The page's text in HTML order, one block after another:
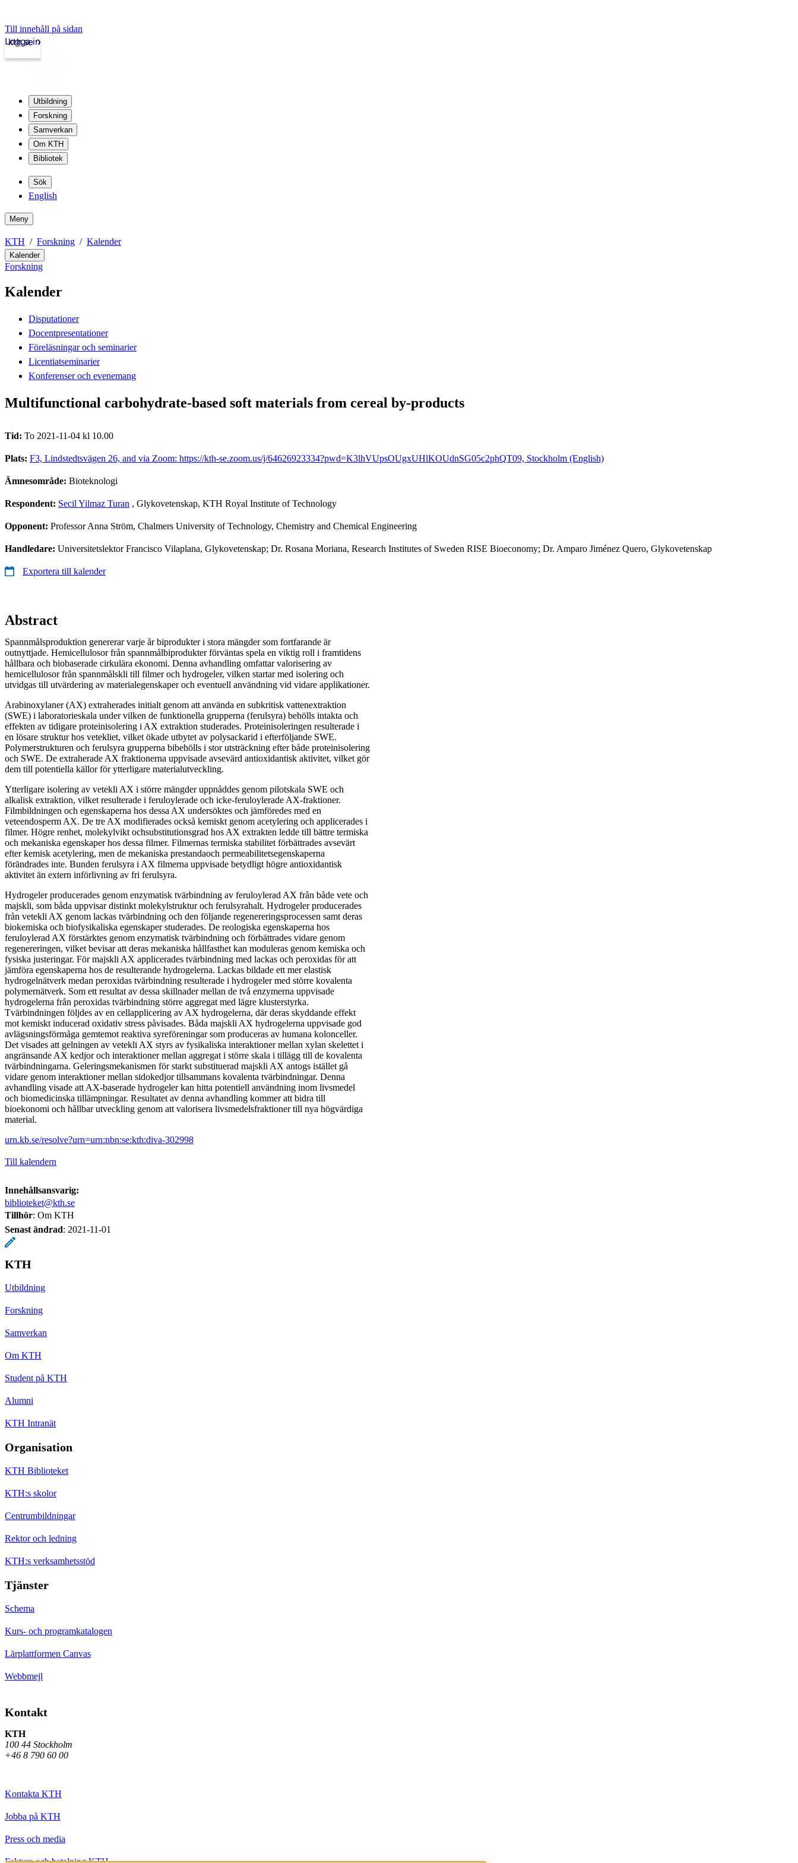
Till innehåll på sidan
kth.se
Logga in
Utbildning
Forskning
Samverkan
Om KTH
Bibliotek
Sök
English
Meny
KTH Forskning Kalender
Kalender
Forskning
Kalender
Disputationer
Docentpresentationer
Föreläsningar och seminarier
Licentiatseminarier
Konferenser och evenemang
Multifunctional carbohydrate-based soft materials from cereal by-products
Tid: To 2021-11-04 kl 10.00
Plats: F3, Lindstedtsvägen 26, and via Zoom: https://kth-se.zoom.us/j/64626923334?pwd=K3lhVUpsOUgxUHlKOUdnSG05c2phQT09, Stockholm (English)
Ämnesområde: Bioteknologi
Respondent: Secil Yilmaz Turan , Glykovetenskap, KTH Royal Institute of Technology
Opponent: Professor Anna Ström, Chalmers University of Technology, Chemistry and Chemical Engineering
Handledare: Universitetslektor Francisco Vilaplana, Glykovetenskap; Dr. Rosana Moriana, Research Institutes of Sweden RISE Bioeconomy; Dr. Amparo Jiménez Quero, Glykovetenskap
Exportera till kalender
Abstract
Spannmålsproduktion genererar varje år biprodukter i stora mängder som fortfarande är
outnyttjade. Hemicellulosor från spannmålbiprodukter förväntas spela en viktig roll i framtidens
hållbara och biobaserade cirkulära ekonomi. Denna avhandling omfattar valorisering av
hemicellulosor från spannmålskli till filmer och hydrogeler, vilken startar med isolering och
utvidgas till utvärdering av materialegenskaper och eventuell användning vid vidare applikationer.
Arabinoxylaner (AX) extraherades initialt genom att använda en subkritisk vattenextraktion
(SWE) i laboratorieskala under vilken de funktionella grupperna (ferulsyra) behölls intakta och
effekten av tidigare proteinisolering i AX extraktion studerades. Proteinisoleringen resulterade i
en lösare struktur hos vetekliet, vilket ökade utbytet av polysackarid i efterföljande SWE.
Polymerstrukturen och ferulsyra grupperna bibehölls i stor utsträckning efter både proteinisolering
och SWE. De extraherade AX fraktionerna uppvisade avsevärd antioxidantisk aktivitet, vilket gör
dem till potentiella källor för ytterligare materialutveckling.
Ytterligare isolering av vetekli AX i större mängder uppnåddes genom pilotskala SWE och
alkalisk extraktion, vilket resulterade i feruloylerade och icke-feruloylerade AX-fraktioner.
Filmbildningen och egenskaperna hos dessa AX undersöktes och jämföredes med en
veteendosperm AX. De tre AX modifierades också kemiskt genom acetylering och applicerades i
filmer. Högre renhet, molekylvikt ochsubstitutionsgrad hos AX extrakten ledde till bättre termiska
och mekaniska egenskaper hos dessa filmer. Filmernas termiska stabilitet förbättrades avsevärt
efter kemisk acetylering, men de mekaniska prestandaoch permeabilitetsegenskaperna
förändrades inte. Bunden ferulsyra i AX filmerna uppvisade betydligt högre antioxidantisk
aktivitet än extern införlivning av fri ferulsyra.
Hydrogeler producerades genom enzymatisk tvärbindning av feruloylerad AX från både vete och
majskli, som båda uppvisar distinkt molekylstruktur och ferulsyrahalt. Hydrogeler producerades
från vetekli AX genom lackas tvärbindning och den följande regenereringsprocessen samt deras
biokemiska och biofysikaliska egenskaper studerades. De reologiska egenskaperna hos
feruloylerad AX förstärktes genom enzymatisk tvärbindning och förbättrades vidare genom
regenereringen, vilket bevisar att deras mekaniska hållfasthet kan moduleras genom kemiska och
fysiska justeringar. För majskli AX applicerades tvärbindning med lackas och peroxidas för att
jämföra egenskaperna hos de resulterande hydrogelerna. Lackas bildade ett mer elastisk
hydrogelnätverk medan peroxidas tvärbindning resulterade i hydrogeler med större kovalenta
polymernätverk. Som ett resultat av dessa skillnader mellan de två enzymerna uppvisade
hydrogelerna från peroxidas tvärbindning större aggregat med lägre klusterstyrka.
Tvärbindningen följdes av en cellapplicering av AX hydrogelerna, där deras skyddande effekt
mot kemiskt inducerad oxidativ stress påvisades. Båda majskli AX hydrogelerna uppvisade god
avlägsningsförmåga gemtemot reaktiva syreföreningar som produceras av humana kolonceller.
Det visades att gelningen av vetekli AX styrs av fysikaliska interaktioner mellan xylan skelettet i
angränsande AX kedjor och interaktioner mellan aggregat i större skala i tillägg till de kovalenta
tvärbindningarna. Geleringsmekanismen för starkt substituerad majskli AX antogs istället gå
vidare genom interaktioner mellan sidokedjor tillsammans kovalenta tvärbindningar. Denna
avhandling visade att AX-baserade hydrogeler kan hitta potentiell användning inom livsmedel
och biomedicinska tillämpningar. Resultatet av denna avhandling kommer att bidra till
bioekonomi och hållbar utveckling genom att valorisera livsmedelsfraktioner till nya högvärdiga
material.
urn.kb.se/resolve?urn=urn:nbn:se:kth:diva-302998
Till kalendern
Innehållsansvarig:
biblioteket@kth.se
Tillhör: Om KTH
Senast ändrad: 2021-11-01
KTH
Utbildning
Forskning
Samverkan
Om KTH
Student på KTH
Alumni
KTH Intranät
Organisation
KTH Biblioteket
KTH:s skolor
Centrumbildningar
Rektor och ledning
KTH:s verksamhetsstöd
Tjänster
Schema
Kurs- och programkatalogen
Lärplattformen Canvas
Webbmejl
Kontakt
KTH
100 44 Stockholm
+46 8 790 60 00
Kontakta KTH
Jobba på KTH
Press och media